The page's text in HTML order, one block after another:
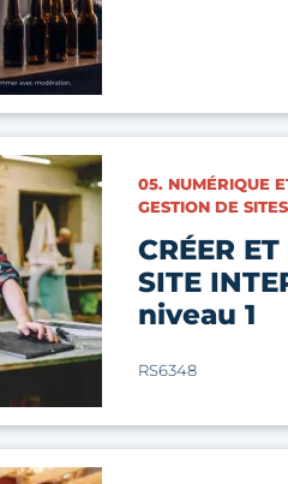
CATÉGORIES :
05. NUMÉRIQUE
GESTION DE
CRÉER
SITE
niveau 1
RS6348